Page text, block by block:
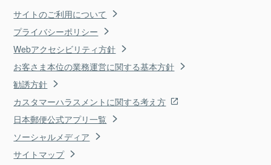
サイトのご利用について
プライバシーポリシー
Webアクセシビリティ方針
お客さま本位の業務運営に関する基本方針
勧誘方針
カスタマーハラスメントに関する考え方
日本郵便公式アプリ一覧
ソーシャルメディア
サイトマップ